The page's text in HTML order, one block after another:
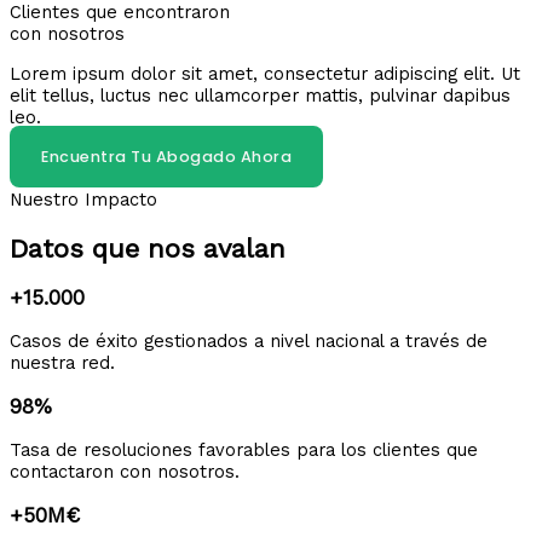
Clientes que encontraron
con nosotros
Lorem ipsum dolor sit amet, consectetur adipiscing elit. Ut
elit tellus, luctus nec ullamcorper mattis, pulvinar dapibus
leo.
Encuentra Tu Abogado Ahora
Nuestro Impacto
Datos que nos avalan
+15.000
Casos de éxito gestionados a nivel nacional a través de
nuestra red.
98%
Tasa de resoluciones favorables para los clientes que
contactaron con nosotros.
+50M€